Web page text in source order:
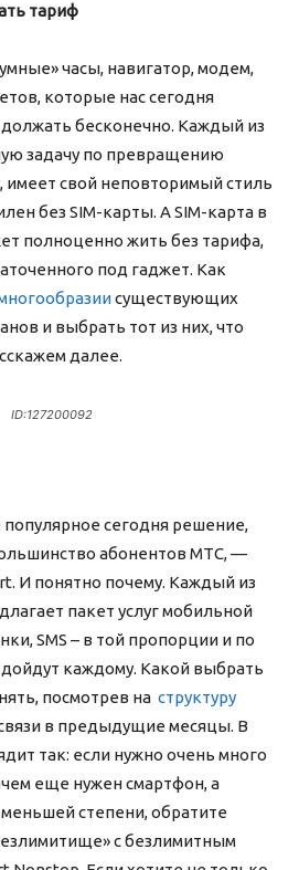
тариф
часы, навигатор, модем,
которые нас сегодня
бесконечно. Каждый из
задачу по превращению
имеет свой неповторимый стиль
без SIM-карты. А SIM-карта в
полноценно жить без тарифа,
под гаджет. Как
существующих
и выбрать тот из них, что
далее.
ID:127200092
популярное сегодня решение,
абонентов МТС, —
И понятно почему. Каждый из
пакет услуг мобильной
SMS – в той пропорции и по
каждому. Какой выбрать
посмотрев на структуру
связи в предыдущие месяцы. В
так: если нужно очень много
еще нужен смартфон, а
степени, обратите
с безлимитным